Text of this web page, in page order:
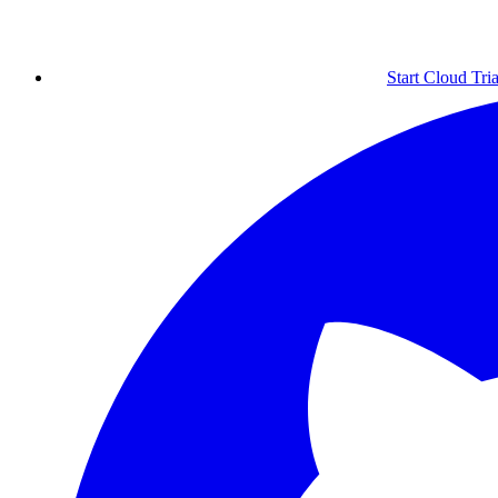
Start Cloud